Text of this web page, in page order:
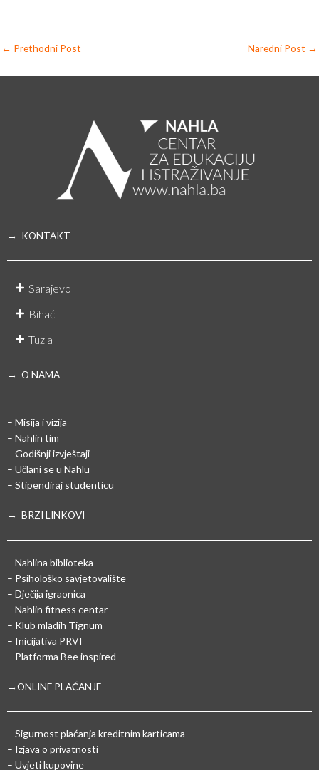
← Prethodni Post Naredni Post →
→ KONTAKT
Sarajevo
Bihać
Tuzla
→ O NAMA
– Misija i vizija
– Nahlin tim
– Godišnji izvještaji
– Učlani se u Nahlu
– Stipendiraj studenticu
→ BRZI LINKOVI
– Nahlina biblioteka
– Psihološko savjetovalište
– Dječija igraonica
– Nahlin fitness centar
– Klub mladih Tignum
– Inicijativa PRVI
– Platforma Bee inspired
→ONLINE PLAĆANJE
– Sigurnost plaćanja kreditnim karticama
– Izjava o privatnosti
– Uvjeti kupovine